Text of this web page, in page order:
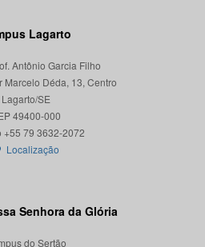
Lagarto
Antônio Garcia Filho
Marcelo Déda, 13, Centro
Lagarto/SE
49400-000
Localização
Senhora da Glória
do Sertão